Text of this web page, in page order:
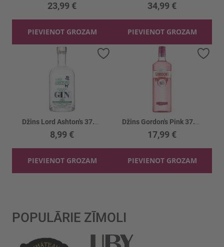
23,99 €
PIEVIENOT GROZAM
34,99 €
PIEVIENOT GROZAM
8,99 €
PIEVIENOT GROZAM
Pievienot vēlmju sarakstam
17,99 €
PIEVIENOT GROZAM
POPULĀRIE ZĪMOLI